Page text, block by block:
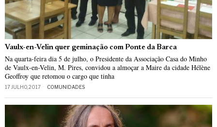
Vaulx-en-Velin quer geminação com Ponte da Barca
Na quarta-feira dia 5 de julho, o Presidente da Associação Casa do Minho
de Vaulx-en-Velin, M. Pires, convidou a almoçar a Maire da cidade Hélène
Geoffroy que retomou o cargo que tinha
17 JULHO, 2017 COMUNIDADES